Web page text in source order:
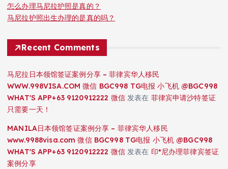
怎么办理马尼拉护照是真的？
马尼拉护照出生办理的是真的吗？
Recent Comments
马尼拉日本领馆签证案例分享 – 菲律宾华人移民
WWW.998VISA.COM 微信 BGC998 TG电报 小飞机 @BGC998
WHAT'S APP+63 9120912222 微信发表在 菲律宾申请沙特签证
只需要一天！
MANILA日本领馆签证案例分享 – 菲律宾华人移民
www.9988visa.com 微信 BGC998 TG电报 小飞机 @BGC998
WHAT'S APP+63 9120912222 微信发表在 印*尼办理菲律宾签证
案例分享